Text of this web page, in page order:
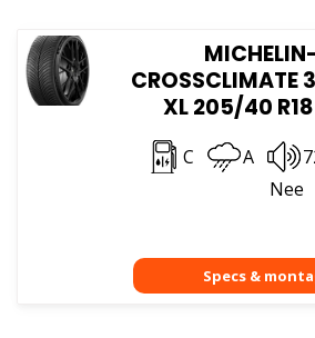
MICHELIN-
CROSSCLIMATE
XL 205/40
C A
Nee